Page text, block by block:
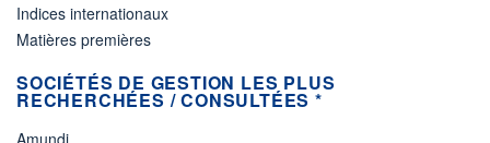
Indices internationaux
Matières premières
SOCIÉTÉS DE GESTION LES PLUS
RECHERCHÉES / CONSULTÉES *